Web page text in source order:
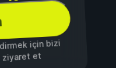
için bizi
ziyaret et